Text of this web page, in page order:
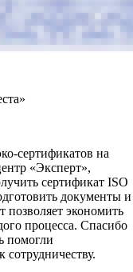
сертификатов на
«Эксперт»,
сертификат ISO
документы и
экономить
процесса. Спасибо
помогли
сотрудничеству.